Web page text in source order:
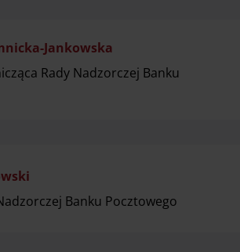
Jankowska
Rady Nadzorczej Banku
Banku Pocztowego